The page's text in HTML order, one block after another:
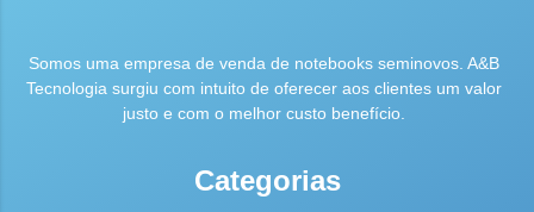
Somos uma empresa de venda de notebooks seminovos. A&B
Tecnologia surgiu com intuito de oferecer aos clientes um valor
justo e com o melhor custo benefício.
Categorias